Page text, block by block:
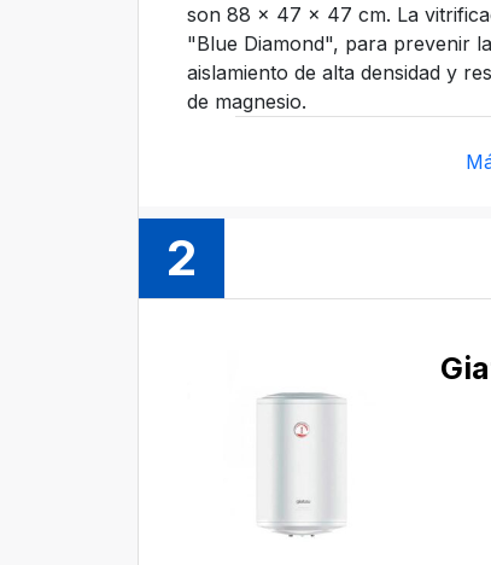
son 88 x 47 x 47 cm. La
"Blue Diamond", para prevenir
aislamiento de alta densidad y
de magnesio.
2